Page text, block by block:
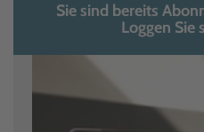
Sie sind bereits
Loggen Sie